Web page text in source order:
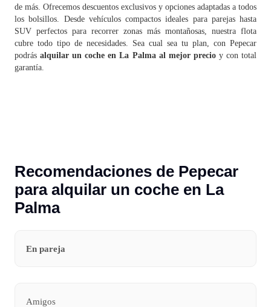
de más. Ofrecemos descuentos exclusivos y opciones adaptadas a todos
los bolsillos. Desde vehículos compactos ideales para parejas hasta
SUV perfectos para recorrer zonas más montañosas, nuestra flota
cubre todo tipo de necesidades. Sea cual sea tu plan, con Pepecar
podrás alquilar un coche en La Palma al mejor precioy con total
garantía.
Recomendaciones de Pepecar
para alquilar un coche en La
Palma
En pareja
Amigos